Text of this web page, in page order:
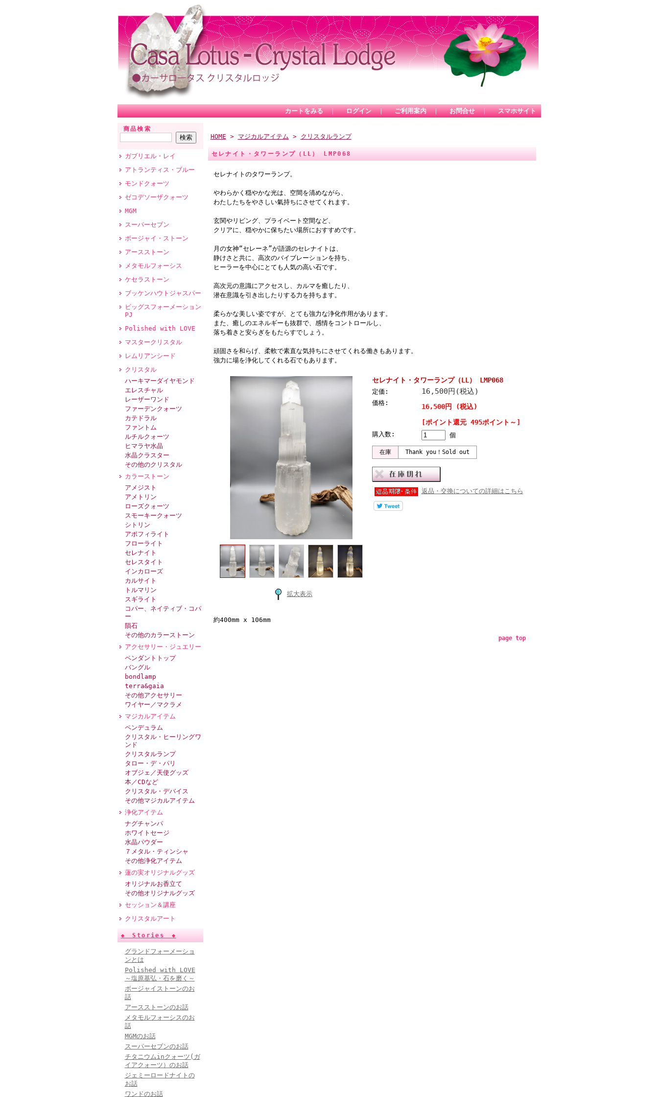
カートをみる ｜ ログイン ｜ ご利用案内 ｜ お問合せ ｜ スマホサイト
商品検索
ガブリエル・レイ
アトランティス・ブルー
モンドクォーツ
ゼコデソーザクォーツ
MGM
スーパーセブン
ボージャイ・ストーン
アースストーン
メタモルフォーシス
ケセラストーン
ブッケンハウトジャスパー
ビッグスフォーメーション
PJ
Polished with LOVE
マスタークリスタル
レムリアンシード
クリスタル
ハーキマーダイヤモンド
エレスチャル
レーザーワンド
ファーデンクォーツ
カテドラル
ファントム
ルチルクォーツ
ヒマラヤ水晶
水晶クラスター
その他のクリスタル
カラーストーン
アメジスト
アメトリン
ローズクォーツ
スモーキークォーツ
シトリン
アポフィライト
フローライト
セレナイト
セレスタイト
インカローズ
カルサイト
トルマリン
スギライト
コパー、ネイティブ・コパ
ー
隕石
その他のカラーストーン
アクセサリー・ジュエリー
ペンダントトップ
バングル
bondlamp
terra&gaia
その他アクセサリー
ワイヤー／マクラメ
マジカルアイテム
ペンデュラム
クリスタル・ヒーリングワ
ンド
クリスタルランプ
タロー・デ・パリ
オブジェ／天使グッズ
本／CDなど
クリスタル・デバイス
その他マジカルアイテム
浄化アイテム
ナグチャンパ
ホワイトセージ
水晶パウダー
７メタル・ティンシャ
その他浄化アイテム
蓮の実オリジナルグッズ
オリジナルお香立て
その他オリジナルグッズ
セッション＆講座
クリスタルアート
◆ Stories ◆
グランドフォーメーショ
ンとは
Polished with LOVE
～塩原基弘・石を磨く～
ボージャイストーンのお
話
アースストーンのお話
メタモルフォーシスのお
話
MGMのお話
スーパーセブンのお話
チタニウムinクォーツ(ガ
イアクォーツ）のお話
ジェミーロードナイトの
お話
ワンドのお話
HOME > マジカルアイテム > クリスタルランプ
セレナイト・タワーランプ（LL） LMP068
セレナイトのタワーランプ。
やわらかく穏やかな光は、空間を清めながら、
わたしたちをやさしい氣持ちにさせてくれます。
玄関やリビング、プライベート空間など、
クリアに、穏やかに保ちたい場所におすすめです。
月の女神“セレーネ”が語源のセレナイトは、
静けさと共に、高次のバイブレーションを持ち、
ヒーラーを中心にとても人気の高い石です。
高次元の意識にアクセスし、カルマを癒したり、
潜在意識を引き出したりする力を持ちます。
柔らかな美しい姿ですが、とても強力な浄化作用があります。
また、癒しのエネルギーも抜群で、感情をコントロールし、
落ち着きと安らぎをもたらすでしょう。
頑固さを和らげ、柔軟で素直な気持ちにさせてくれる働きもあります。
強力に場を浄化してくれる石でもあります。
拡大表示
セレナイト・タワーランプ（LL） LMP068
定価: 16,500円(税込)
価格:
16,500円 (税込)
[ポイント還元 495ポイント～]
購入数: 個
在庫 Thank you！Sold out
返品・交換についての詳細はこちら
約400mm x 106mm
page top